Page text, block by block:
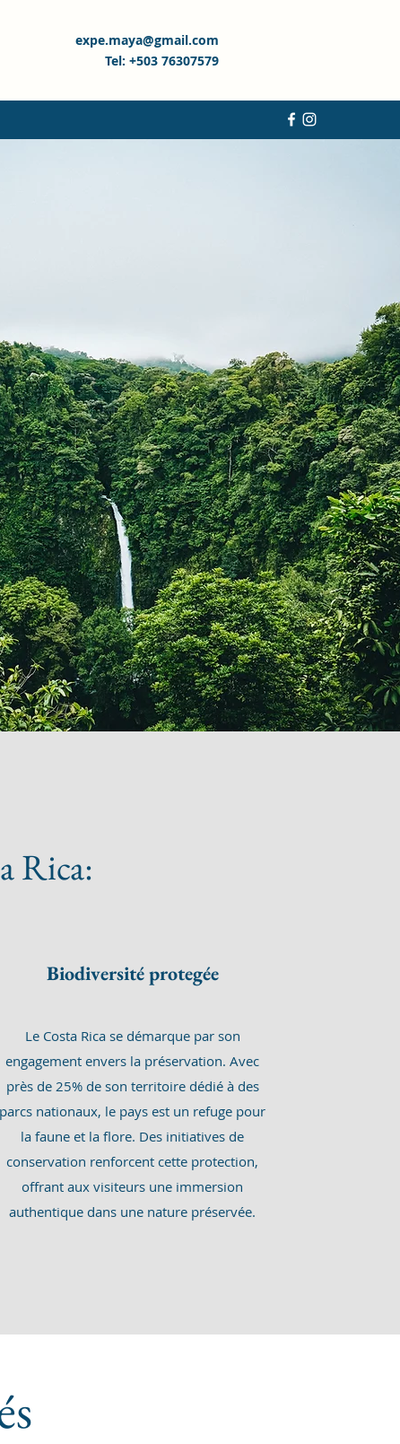
expe.maya@gmail.com
Tel: +503 76307579
Rica:
Biodiversité protegée
Le Costa Rica se démarque par son
engagement envers la préservation. Avec
près de 25% de son territoire dédié à des
parcs nationaux, le pays est un refuge pour
la faune et la flore. Des initiatives de
conservation renforcent cette protection,
offrant aux visiteurs une immersion
authentique dans une nature préservée.